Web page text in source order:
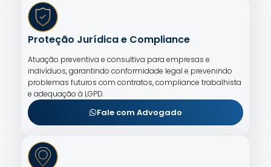
Proteção Jurídica e Compliance
Atuação preventiva e consultiva para empresas e
indivíduos, garantindo conformidade legal e prevenindo
problemas futuros com contratos, compliance trabalhista
e adequação à LGPD.
Fale com Advogado